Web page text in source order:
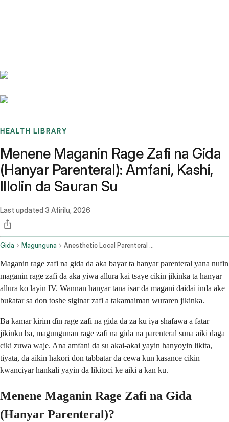
HEALTH LIBRARY
Menene Maganin Rage Zafi na Gida
(Hanyar Parenteral): Amfani, Kashi,
Illolin da Sauran Su
Last updated 3 Afirilu, 2026
Gida Magunguna Anesthetic Local Parenteral Route
Maganin rage zafi na gida da aka bayar ta hanyar parenteral yana nufin
maganin rage zafi da aka yiwa allura kai tsaye cikin jikinka ta hanyar
allura ko layin IV. Wannan hanyar tana isar da magani daidai inda ake
buƙatar sa don toshe siginar zafi a takamaiman wuraren jikinka.
Ba kamar kirim ɗin rage zafi na gida da za ku iya shafawa a fatar
jikinku ba, magungunan rage zafi na gida na parenteral suna aiki daga
ciki zuwa waje. Ana amfani da su akai-akai yayin hanyoyin likita,
tiyata, da aikin hakori don tabbatar da cewa kun kasance cikin
kwanciyar hankali yayin da likitoci ke aiki a kan ku.
Menene Maganin Rage Zafi na Gida
(Hanyar Parenteral)?